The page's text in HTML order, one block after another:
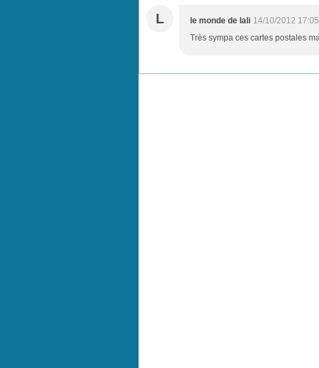
L le monde de lali 14/10/2012 17:05
Très sympa ces cartes postales